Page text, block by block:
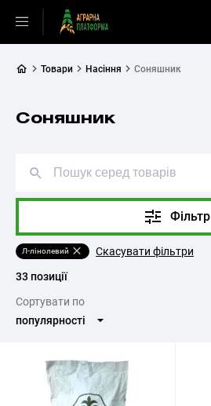
Товари Насіння Соняшник
Соняшник
Л-лінолевий Скасувати фільтри
Фільтр
33 позиції
Cортувати по